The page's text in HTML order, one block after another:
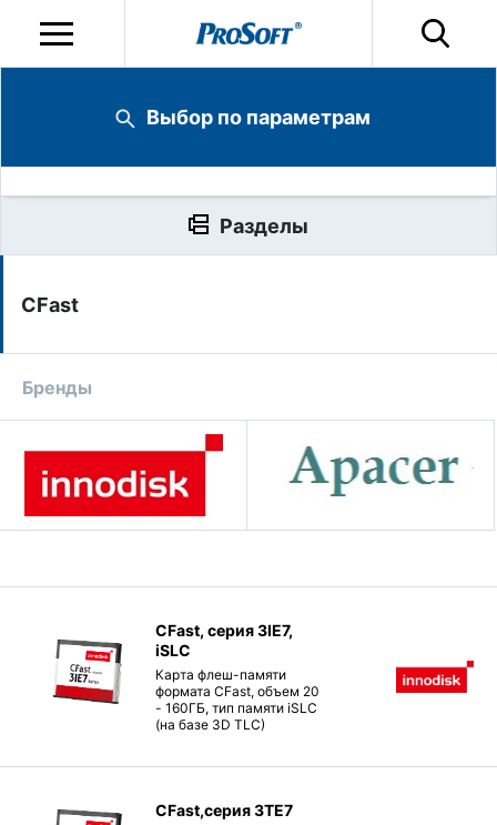
CFast
Бренды
CFast, серия 3IE7,
iSLC
Карта флеш-памяти
формата CFast, объем 20
- 160ГБ, тип памяти iSLC
(на базе 3D TLC)
CFast,серия 3TE7
Выбор по параметрам
Разделы